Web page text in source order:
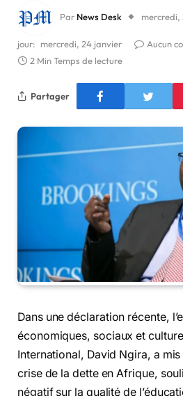
Par News Desk mercredi,
jour: mercredi, 24 janvier
Aucun
2 Min Temps de lecture
Partager
Dans une déclaration récente,
économiques, sociaux et
International, David Ngira, a
crise de la dette en Afrique,
négatif sur la qualité de